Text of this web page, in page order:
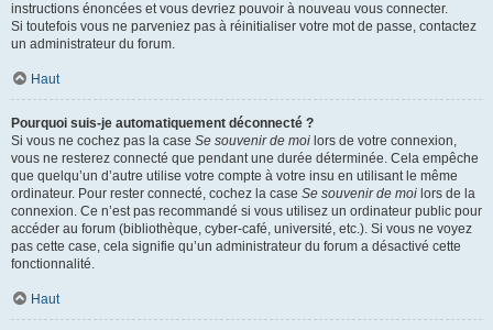
instructions énoncées et vous devriez pouvoir à nouveau vous connecter.
Si toutefois vous ne parveniez pas à réinitialiser votre mot de passe, contactez
un administrateur du forum.
Haut
Pourquoi suis-je automatiquement déconnecté ?
Si vous ne cochez pas la case Se souvenir de moi lors de votre connexion,
vous ne resterez connecté que pendant une durée déterminée. Cela empêche
que quelqu’un d’autre utilise votre compte à votre insu en utilisant le même
ordinateur. Pour rester connecté, cochez la case Se souvenir de moi lors de la
connexion. Ce n’est pas recommandé si vous utilisez un ordinateur public pour
accéder au forum (bibliothèque, cyber-café, université, etc.). Si vous ne voyez
pas cette case, cela signifie qu’un administrateur du forum a désactivé cette
fonctionnalité.
Haut